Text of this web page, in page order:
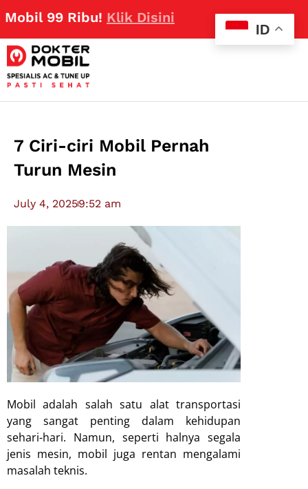
Ribu!Klik Disini
7 Ciri-ciri Mobil Pernah
Turun Mesin
July 4, 20259:52 am
Mobil adalah salah satu alat transportasi
yang sangat penting dalam kehidupan
sehari-hari. Namun, seperti halnya segala
jenis mesin, mobil juga rentan mengalami
masalah teknis.
ID